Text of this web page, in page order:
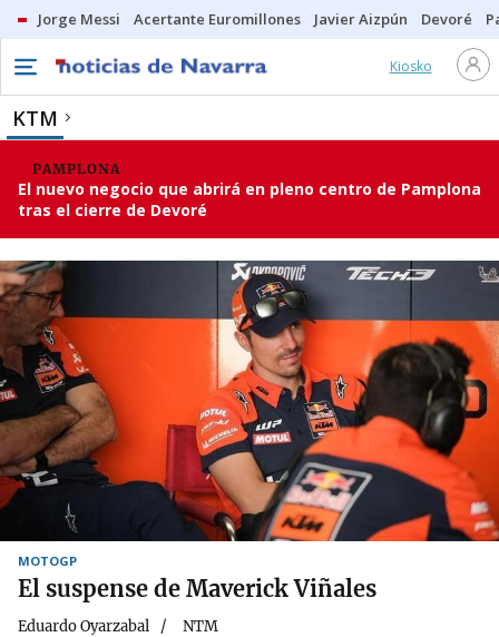
Jorge Messi Acertante Euromillones Javier Aizpún Devoré
Kiosko
KTM
PAMPLONA
El nuevo negocio que abrirá en pleno centro de Pamplona
tras el cierre de Devoré
MOTOGP
El suspense de Maverick Viñales
Eduardo Oyarzabal NTM